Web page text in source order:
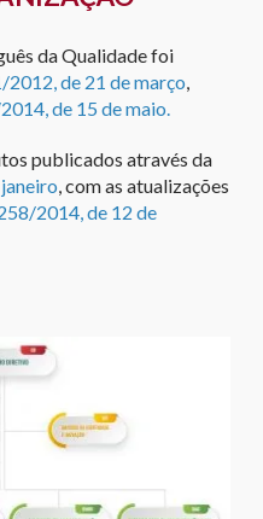
da Qualidade foi
de 21 de março
de 15 de maio.
publicados através da
, com as atualizações
2014, de 12 de